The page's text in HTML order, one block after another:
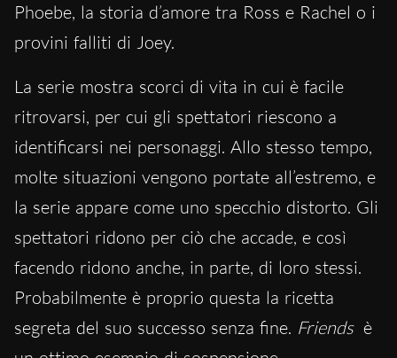
Phoebe, la storia d’amore tra Ross e Rachel o i
provini falliti di Joey.
La serie mostra scorci di vita in cui è facile
ritrovarsi, per cui gli spettatori riescono a
identificarsi nei personaggi. Allo stesso tempo,
molte situazioni vengono portate all’estremo, e
la serie appare come uno specchio distorto. Gli
spettatori ridono per ciò che accade, e così
facendo ridono anche, in parte, di loro stessi.
Probabilmente è proprio questa la ricetta
segreta del suo successo senza fine. Friends è